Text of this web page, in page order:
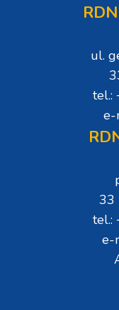
ul.
tel.:
e-
33
tel.:
e-